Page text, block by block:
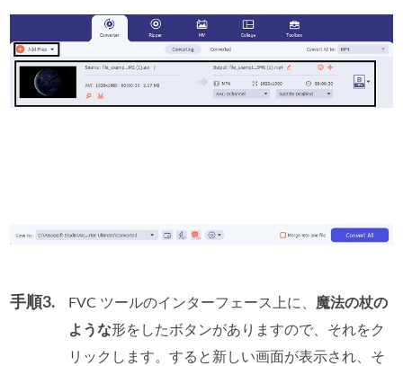
手順3. FVC ツールのインターフェース上に、 魔法の杖の
ような形をしたボタンがありますので、それをク
リックします。すると新しい画面が表示され、そ